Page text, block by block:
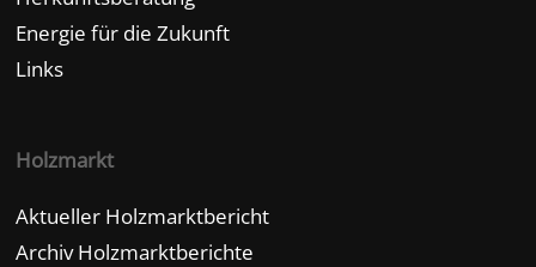
Energie für die Zukunft
Links
Holzmarkt
Aktueller Holzmarktbericht
Archiv Holzmarktberichte